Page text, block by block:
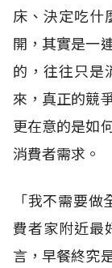
床、決定吃什
開，其實是一
的，往往只是
來，真正的競
更在意的是如
消費者需求。
「我不需要
費者家附近最
言，早餐終究